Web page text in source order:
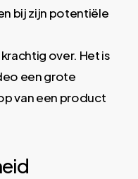
bij zijn potentiële
over. Het is
een grote
van een product